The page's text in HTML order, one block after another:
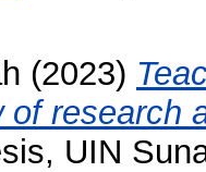
(2023)
research
UIN